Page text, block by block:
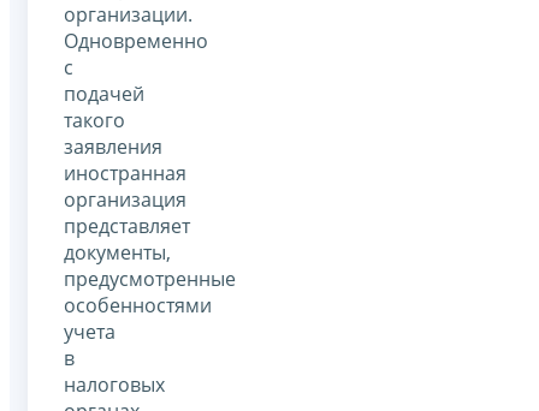
организации.
Одновременно
с
подачей
такого
заявления
иностранная
организация
представляет
документы,
предусмотренные
особенностями
учета
в
налоговых